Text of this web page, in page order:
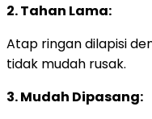
2. Tahan Lama:
Atap ringan dilapisi
tidak mudah rusak.
3. Mudah Dipasang: